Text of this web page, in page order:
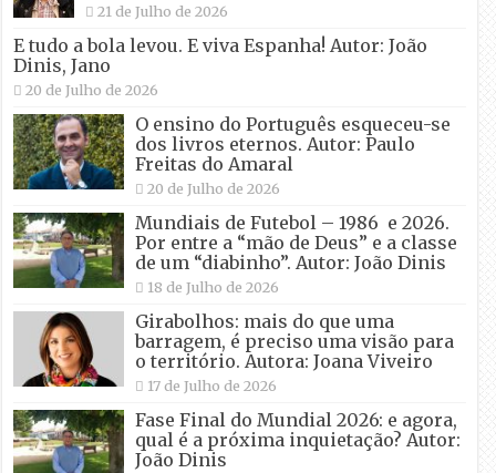
21 de Julho de 2026
E tudo a bola levou. E viva Espanha! Autor: João
Dinis, Jano
20 de Julho de 2026
O ensino do Português esqueceu-se
dos livros eternos. Autor: Paulo
Freitas do Amaral
20 de Julho de 2026
Mundiais de Futebol – 1986 e 2026.
Por entre a “mão de Deus” e a classe
de um “diabinho”. Autor: João Dinis
18 de Julho de 2026
Girabolhos: mais do que uma
barragem, é preciso uma visão para
o território. Autora: Joana Viveiro
17 de Julho de 2026
Fase Final do Mundial 2026: e agora,
qual é a próxima inquietação? Autor:
João Dinis